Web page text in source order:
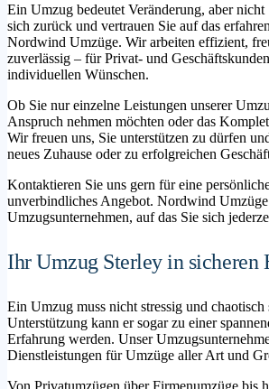
Ein Umzug bedeutet Veränderung, aber nicht
sich zurück und vertrauen Sie auf das
Nordwind Umzüge. Wir arbeiten effizient,
zuverlässig – für Privat- und
individuellen Wünschen.
Ob Sie nur einzelne Leistungen unserer
Anspruch nehmen möchten oder das
Wir freuen uns, Sie unterstützen zu dürfen
neues Zuhause oder zu erfolgreichen
Kontaktieren Sie uns gern für eine
unverbindliches Angebot. Nordwind
Umzugsunternehmen, auf das Sie sich
Ihr Umzug Sterley in sicheren
Ein Umzug muss nicht stressig und
Unterstützung kann er sogar zu einer
Erfahrung werden. Unser
Dienstleistungen für Umzüge aller Art und
Von Privatumzügen über Firmenumzüge bis